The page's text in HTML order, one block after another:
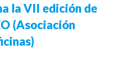
la VII edición de
(Asociación